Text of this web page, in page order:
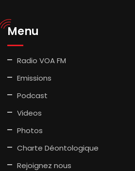
Menu
Radio VOA FM
Emissions
Podcast
Videos
Photos
Charte Déontologique
Rejoignez nous